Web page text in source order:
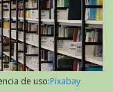
de uso:Pixabay